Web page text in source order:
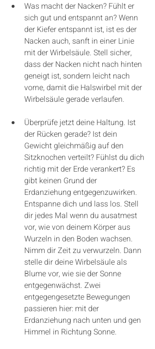
Was macht der Nacken? Fühlt er
sich gut und entspannt an? Wenn
der Kiefer entspannt ist, ist es der
Nacken auch, sanft in einer Linie
mit der Wirbelsäule. Stell sicher,
dass der Nacken nicht nach hinten
geneigt ist, sondern leicht nach
vorne, damit die Halswirbel mit der
Wirbelsäule gerade verlaufen.
Überprüfe jetzt deine Haltung. Ist
der Rücken gerade? Ist dein
Gewicht gleichmäßig auf den
Sitzknochen verteilt? Fühlst du dich
richtig mit der Erde verankert? Es
gibt keinen Grund der
Erdanziehung entgegenzuwirken.
Entspanne dich und lass los. Stell
dir jedes Mal wenn du ausatmest
vor, wie von deinem Körper aus
Wurzeln in den Boden wachsen.
Nimm dir Zeit zu verwurzeln. Dann
stelle dir deine Wirbelsäule als
Blume vor, wie sie der Sonne
entgegenwächst. Zwei
entgegengesetzte Bewegungen
passieren hier: mit der
Erdanziehung nach unten und gen
Himmel in Richtung Sonne.